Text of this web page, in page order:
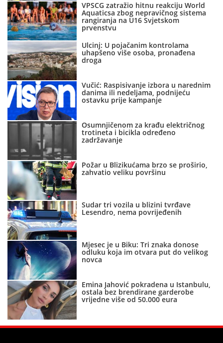
VPSCG zatražio hitnu reakciju World
Aquaticsa zbog nepravičnog sistema
rangiranja na U16 Svjetskom
prvenstvu
Ulcinj: U pojačanim kontrolama
uhapšeno više osoba, pronađena
droga
Vučić: Raspisivanje izbora u narednim
danima ili nedeljama, podnijeću
ostavku prije kampanje
Osumnjičenom za krađu električnog
trotineta i bicikla određeno
zadržavanje
Požar u Blizikućama brzo se proširio,
zahvatio veliku površinu
Sudar tri vozila u blizini tvrđave
Lesendro, nema povrijeđenih
Mjesec je u Biku: Tri znaka donose
odluku koja im otvara put do velikog
novca
Emina Jahović pokradena u Istanbulu,
ostala bez brendirane garderobe
vrijedne više od 50.000 eura